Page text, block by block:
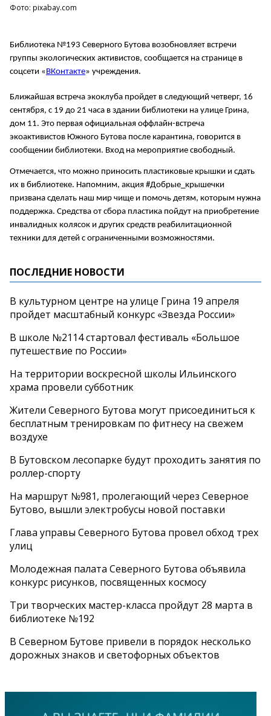
Фото: pixabay.com
Библиотека №193 Северного Бутова возобновляет встречи
группы экологических активистов, сообщается на странице в
соцсети «ВКонтакте» учреждения.
Ближайшая встреча экоклуба пройдет в следующий четверг, 16
сентября, с 19 до 21 часа в здании библиотеки на улице Грина,
дом 11. Это первая официальная оффлайн-встреча
экоактивистов Южного Бутова после карантина, говорится в
сообщении библиотеки. Вход на мероприятие свободный.
Отмечается, что можно приносить пластиковые крышки и сдать
их в библиотеке. Напомним, акция #Добрые_крышечки
призвана сделать наш мир чище и помочь детям, которым нужна
поддержка. Средства от сбора пластика пойдут на приобретение
инвалидных колясок и других средств реабилитационной
техники для детей с ограниченными возможностями.
ПОСЛЕДНИЕ НОВОСТИ
В культурном центре на улице Грина 19 апреля
пройдет масштабный конкурс «Звезда России»
В школе №2114 стартовал фестиваль «Большое
путешествие по России»
На территории воскресной школы Ильинского
храма провели субботник
Жители Северного Бутова могут присоединиться к
бесплатным тренировкам по фитнесу на свежем
воздухе
В Бутовском лесопарке будут проходить занятия по
роллер-спорту
На маршрут №981, пролегающий через Северное
Бутово, вышли электробусы новой поставки
Глава управы Северного Бутова провел обход трех
улиц
Молодежная палата Северного Бутова объявила
конкурс рисунков, посвященных космосу
Три творческих мастер-класса пройдут 28 марта в
библиотеке №192
В Северном Бутове привели в порядок несколько
дорожных знаков и светофорных объектов